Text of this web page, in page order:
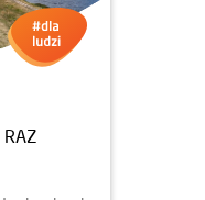
RAZ